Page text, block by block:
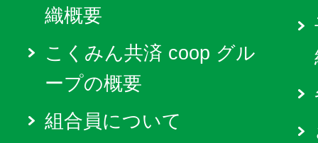
織概要
こくみん共済 coop グル
ープの概要
組合員について